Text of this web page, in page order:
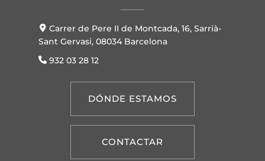
Carrer de Pere II de Montcada, 16, Sarrià-
Sant Gervasi, 08034 Barcelona
932 03 28 12
DÓNDE ESTAMOS
CONTACTAR